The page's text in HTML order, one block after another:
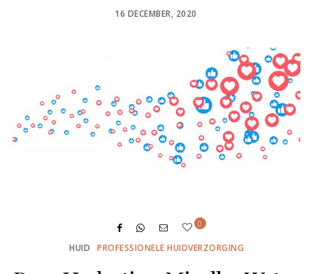
POSTED
16 DECEMBER, 2020
0
HUID PROFESSIONELE HUIDVERZORGING